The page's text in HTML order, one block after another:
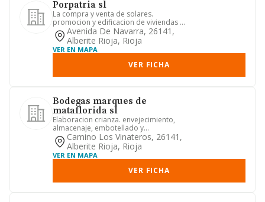
Porpatria sl
La compra y venta de solares.
promocion y edificacion de viviendas y
locales para venta.
Avenida De Navarra, 26141,
Alberite Rioja, Rioja
VER EN MAPA
VER FICHA
Bodegas marques de
mataflorida sl
Elaboracion crianza. envejecimiento,
almacenaje, embotellado y
comercializacion de vinos.
Camino Los Vinateros, 26141,
Alberite Rioja, Rioja
VER EN MAPA
VER FICHA